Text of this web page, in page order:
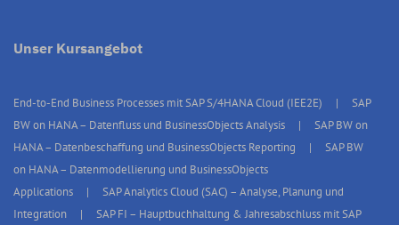
Unser Kursangebot
End-to-End Business Processes mit SAP S/4HANA Cloud (IEE2E)
SAP
BW on HANA – Datenfluss und BusinessObjects Analysis
SAP BW on
HANA – Datenbeschaffung und BusinessObjects Reporting
SAP BW
on HANA – Datenmodellierung und BusinessObjects
Applications
SAP Analytics Cloud (SAC) – Analyse, Planung und
Integration
SAP FI – Hauptbuchhaltung & Jahresabschluss mit SAP